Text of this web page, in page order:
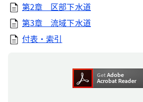
第2章 区部下水道
第3章 流域下水道
付表・索引